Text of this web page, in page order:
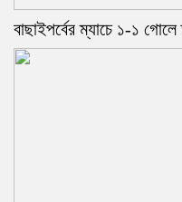
বাছাইপর্বের ম্যাচে ১-১